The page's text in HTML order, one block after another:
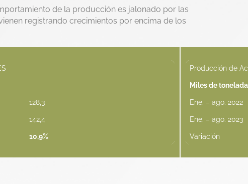
de la producción es jalonado por las
registrando crecimientos por encima de los
128,3
142,4
10,9%
Producción de
Miles de
Ene. – ago. 2022
Ene. – ago. 2023
Variación